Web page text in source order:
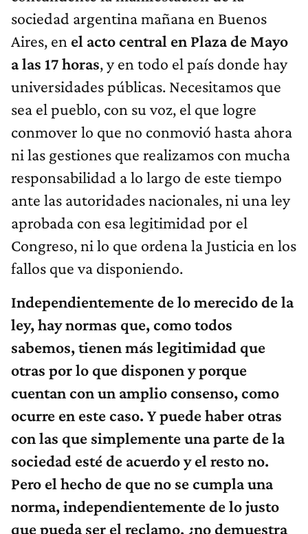
sociedad argentina mañana en Buenos
Aires, en el acto central en Plaza de Mayo
a las 17 horas, y en todo el país donde hay
universidades públicas. Necesitamos que
sea el pueblo, con su voz, el que logre
conmover lo que no conmovió hasta ahora
ni las gestiones que realizamos con mucha
responsabilidad a lo largo de este tiempo
ante las autoridades nacionales, ni una ley
aprobada con esa legitimidad por el
Congreso, ni lo que ordena la Justicia en los
fallos que va disponiendo.
Independientemente de lo merecido de la
ley, hay normas que, como todos
sabemos, tienen más legitimidad que
otras por lo que disponen y porque
cuentan con un amplio consenso, como
ocurre en este caso. Y puede haber otras
con las que simplemente una parte de la
sociedad esté de acuerdo y el resto no.
Pero el hecho de que no se cumpla una
norma, independientemente de lo justo
que pueda ser el reclamo, ¿no demuestra